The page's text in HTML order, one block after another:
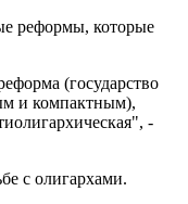
реформы, которые
(государство
и компактным),
-
с олигархами.